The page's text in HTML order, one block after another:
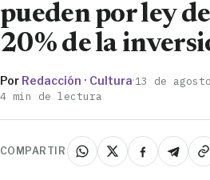
pueden por ley
20% de la
Por Redacción · Cultura·13 de
4 min de lectura
COMPARTIR